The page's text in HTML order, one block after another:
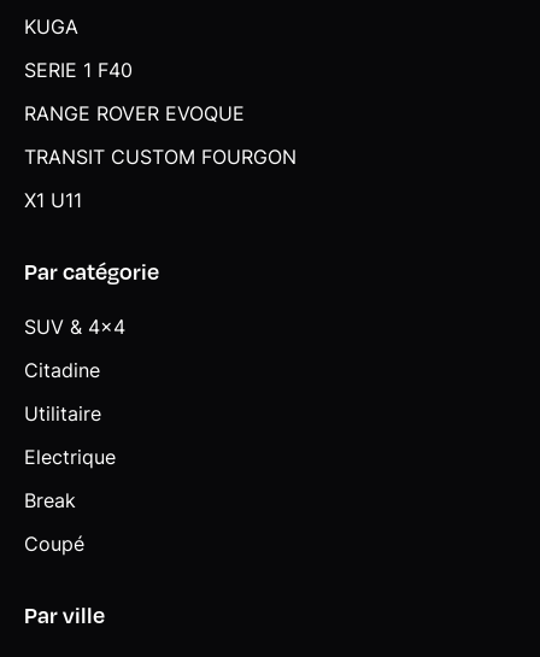
KUGA
SERIE 1 F40
RANGE ROVER EVOQUE
TRANSIT CUSTOM FOURGON
X1 U11
Par catégorie
SUV & 4x4
Citadine
Utilitaire
Electrique
Break
Coupé
Par ville